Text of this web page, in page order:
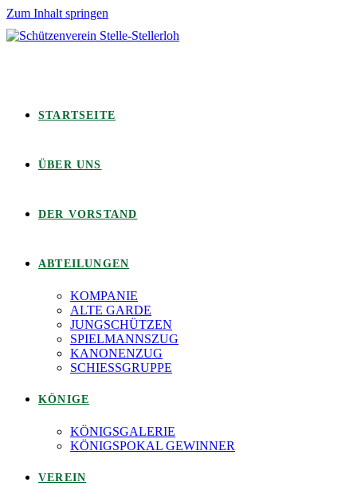
Zum Inhalt springen
STARTSEITE
ÜBER UNS
DER VORSTAND
ABTEILUNGEN
KOMPANIE
ALTE GARDE
JUNGSCHÜTZEN
SPIELMANNSZUG
KANONENZUG
SCHIESSGRUPPE
KÖNIGE
KÖNIGSGALERIE
KÖNIGSPOKAL GEWINNER
VEREIN